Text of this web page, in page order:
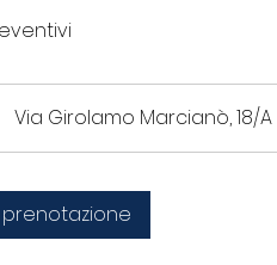
Via Girolamo Marcianò, 18/A
prenotazione